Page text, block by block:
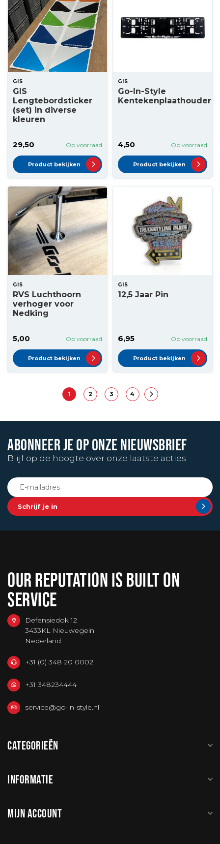
GIS
GIS
Lengtebordsticker
(set) in diverse
kleuren
29,50 Op voorraad
Product bekijken
GIS
Go-In-Style
Kentekenplaathouder
4,50 Op voorraad
Product bekijken
GIS
RVS Luchthoorn
verhoger voor
Nedking
5,00 Op voorraad
Product bekijken
GIS
12,5 Jaar Pin
6,95 Op voorraad
Product bekijken
1 2 3 4
ABONNEER JE OP ONZE NIEUWSBRIEF
Blijf op de hoogte over onze laatste acties
Schrijf je in
OUR REPUTATION IS BUILT ON
SERVICE
Defensiedok 12
3433KL Nieuwegein
Nederland
+31 (0) 348 20 0002
+31 348234444
service@go-in-style.nl
CATEGORIEËN
INFORMATIE
MIJN ACCOUNT